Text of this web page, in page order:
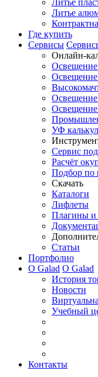
Литье
Где купить
Сервисы
Онлайн-
Освещение
УФ
Сервис
Расчёт
Подбор по
Скачать
Каталоги
Лифлеты
Плагины
Статьи
Портфолио
О Galad О Galad
История
Новости
Учебный
Контакты